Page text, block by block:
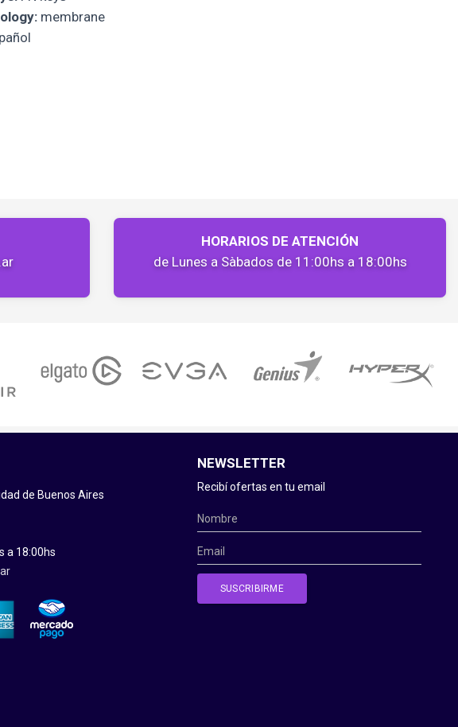
membrane
HORARIOS DE ATENCIÓN
de Lunes a Sàbados de 11:00hs a 18:00hs
de Buenos Aires
a 18:00hs
NEWSLETTER
Recibí ofertas en tu email